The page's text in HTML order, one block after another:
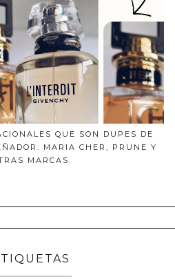
QUE SON DUPES DE
MARIA CHER, PRUNE Y
MARCAS.